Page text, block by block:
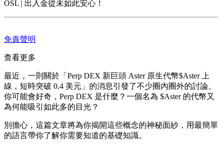
OSL | 出入金從未如此安心！
免責聲明
查看更多
最近，一則關於「Perp DEX 新巨頭 Aster 原生代幣$Aster 上
線，短時突破 0.4 美元」的消息引發了不少圈內圈外的討論。
你可能會好奇，Perp DEX 是什麼？一個名為 $Aster 的代幣又
為何能吸引如此多的目光？
別擔心，這篇文章將為你揭開這些概念的神秘面紗，用最簡單
的語言帶你了解你需要知道的基礎知識。